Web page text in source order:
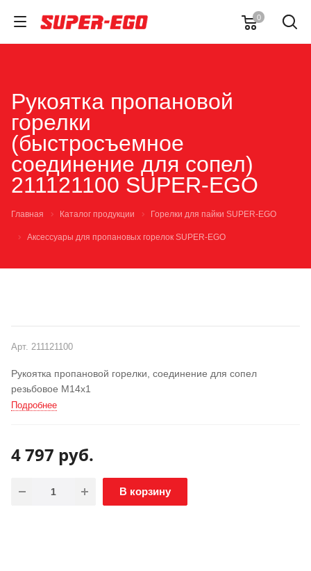
0
Рукоятка пропановой
горелки
(быстросъемное
соединение для сопел)
211121100 SUPER-EGO
Главная Каталог продукции Горелки для пайки SUPER-EGO
Аксессуары для пропановых горелок SUPER-EGO
Арт. 211121100
Рукоятка пропановой горелки, соединение для сопел
резьбовое М14х1
Подробнее
4 797 руб.
В корзину